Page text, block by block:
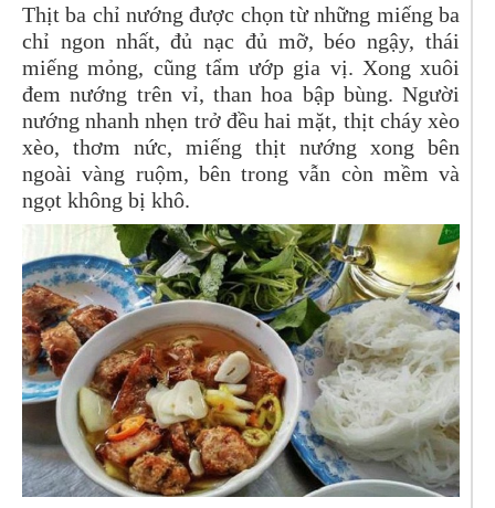
Thịt ba chỉ nướng được chọn từ những miếng ba
chỉ ngon nhất, đủ nạc đủ mỡ, béo ngậy, thái
miếng mỏng, cũng tẩm ướp gia vị. Xong xuôi
đem nướng trên vỉ, than hoa bập bùng. Người
nướng nhanh nhẹn trở đều hai mặt, thịt cháy xèo
xèo, thơm nức, miếng thịt nướng xong bên
ngoài vàng ruộm, bên trong vẫn còn mềm và
ngọt không bị khô.